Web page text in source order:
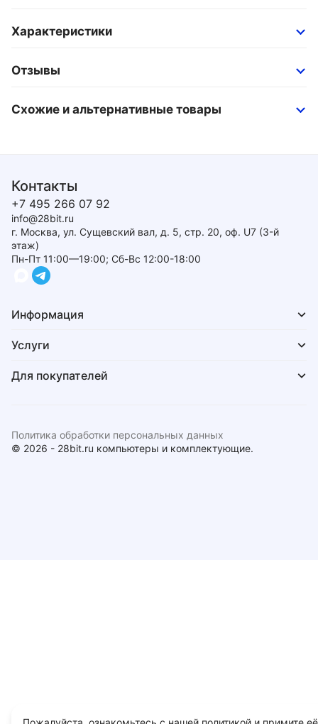
Характеристики
Отзывы
Схожие и альтернативные товары
Контакты
+7 495 266 07 92
info@28bit.ru
г. Москва, ул. Сущевский вал, д. 5, стр. 20, оф. U7 (3-й
этаж)
Пн-Пт 11:00—19:00; Сб-Вс 12:00-18:00
Информация
Услуги
Для покупателей
© 2026 - 28bit.ru компьютеры и комплектующие.
Политика обработки персональных данных